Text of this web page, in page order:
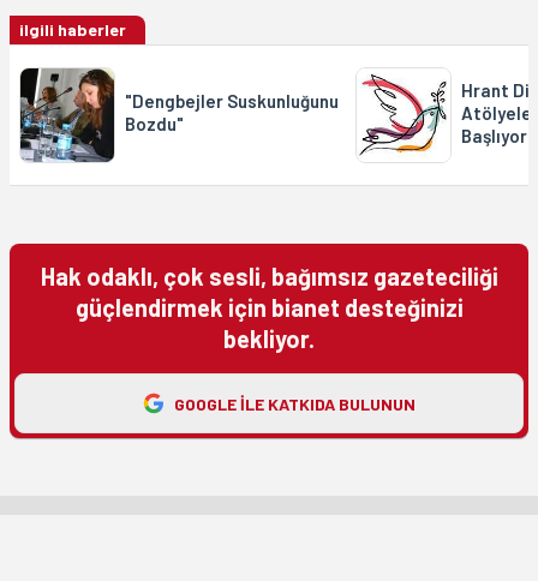
ilgili haberler
"Dengbejler Suskunluğunu
Bozdu"
Hrant
Başlıyor
Hak odaklı, çok sesli, bağımsız gazeteciliği
güçlendirmek için bianet desteğinizi
bekliyor.
GOOGLE ILE KATKIDA BULUNUN